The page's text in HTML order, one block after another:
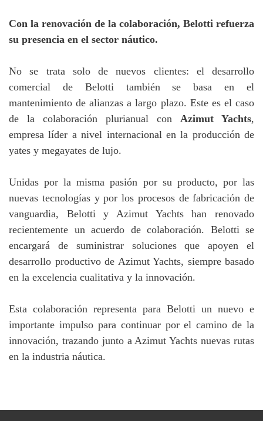
Con la renovación de la colaboración, Belotti refuerza
su presencia en el sector náutico.
No se trata solo de nuevos clientes: el desarrollo
comercial de Belotti también se basa en el
mantenimiento de alianzas a largo plazo. Este es el caso
de la colaboración plurianual con Azimut Yachts,
empresa líder a nivel internacional en la producción de
yates y megayates de lujo.
Unidas por la misma pasión por su producto, por las
nuevas tecnologías y por los procesos de fabricación de
vanguardia, Belotti y Azimut Yachts han renovado
recientemente un acuerdo de colaboración. Belotti se
encargará de suministrar soluciones que apoyen el
desarrollo productivo de Azimut Yachts, siempre basado
en la excelencia cualitativa y la innovación.
Esta colaboración representa para Belotti un nuevo e
importante impulso para continuar por el camino de la
innovación, trazando junto a Azimut Yachts nuevas rutas
en la industria náutica.